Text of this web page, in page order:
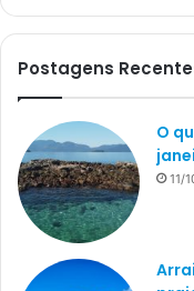
Postagens
O
11/